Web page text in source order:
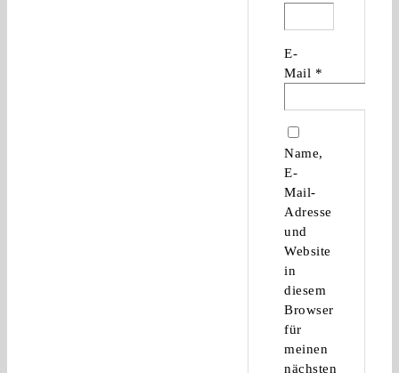
E-
Mail *
Name,
E-
Mail-
Adresse
und
Website
in
diesem
Browser
für
meinen
nächsten